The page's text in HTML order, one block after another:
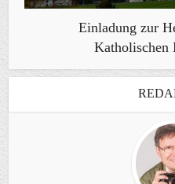
Einladung zur
Katholischen